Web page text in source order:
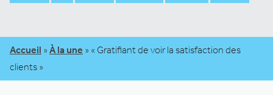
Accueil » À la une » « Gratifiant de voir la satisfaction des
clients »